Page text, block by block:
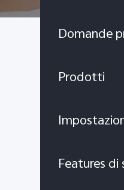
Domande
Prodotti
Features di